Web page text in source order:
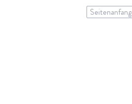
Seitenanfang